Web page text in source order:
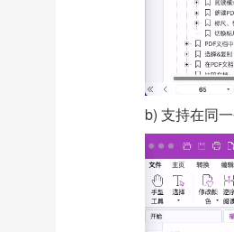
b) 支持在同